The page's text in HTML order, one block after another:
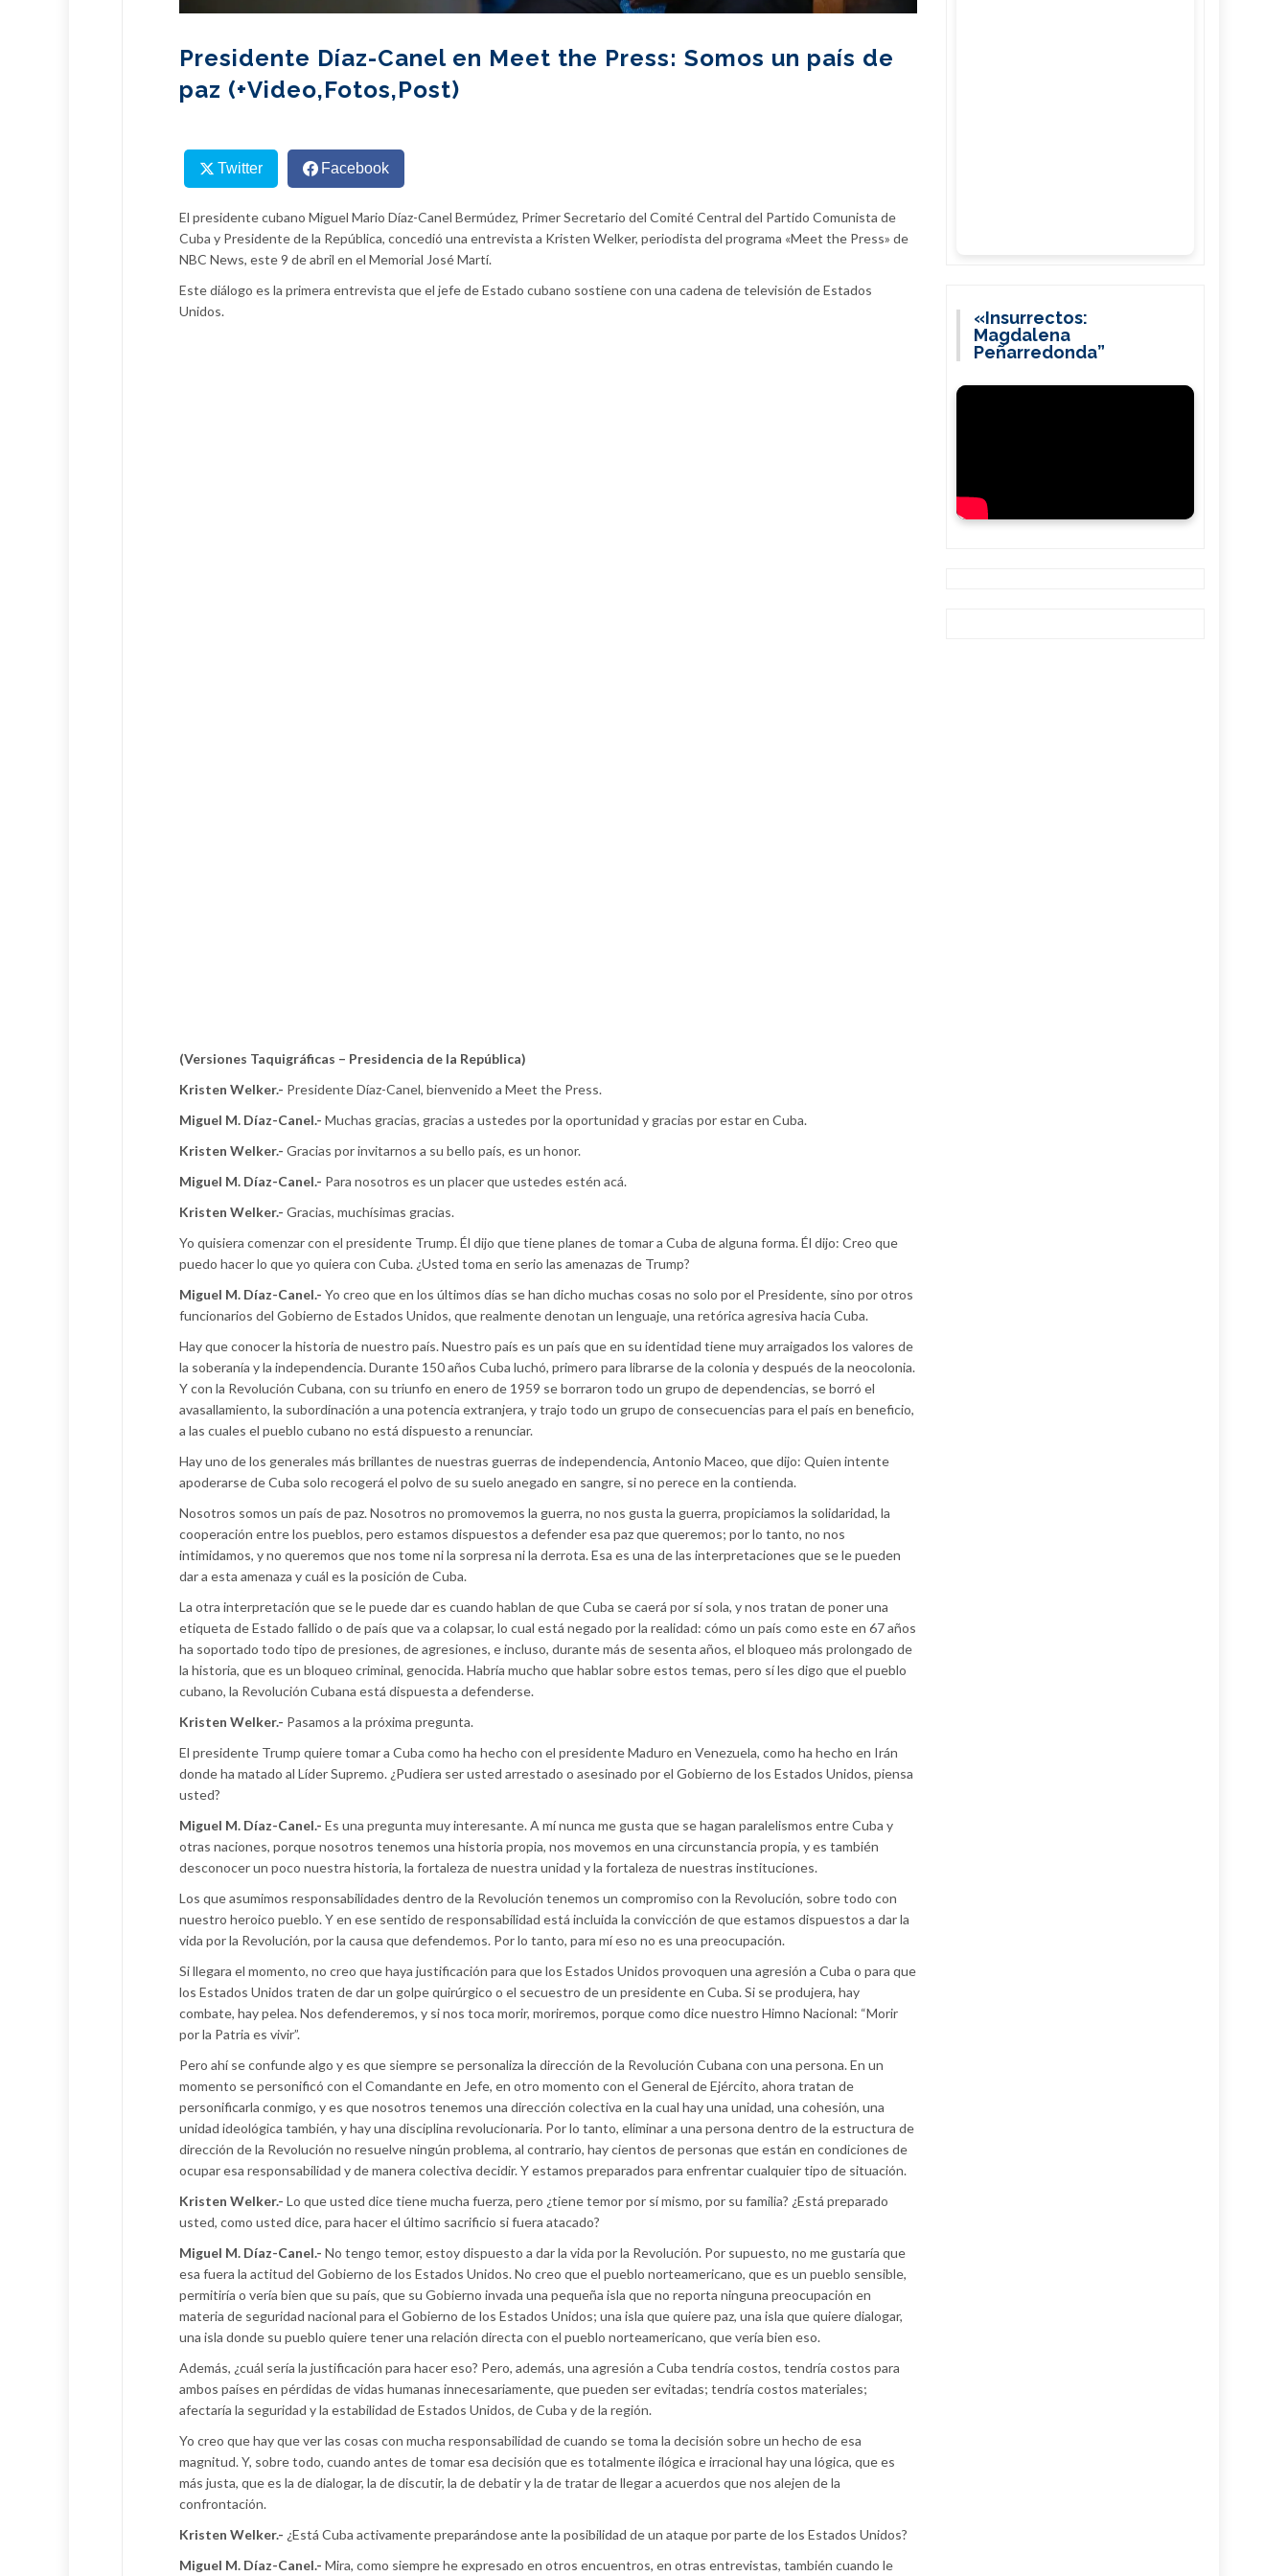
Presidente Díaz-Canel en Meet the Press: Somos un país de
paz (+Video,Fotos,Post)
Twitter Facebook
El presidente cubano Miguel Mario Díaz-Canel Bermúdez, Primer Secretario del Comité Central del Partido Comunista de
Cuba y Presidente de la República, concedió una entrevista a Kristen Welker, periodista del programa «Meet the Press» de
NBC News, este 9 de abril en el Memorial José Martí.
Este diálogo es la primera entrevista que el jefe de Estado cubano sostiene con una cadena de televisión de Estados
Unidos.
(Versiones Taquigráficas – Presidencia de la República)
Kristen Welker.- Presidente Díaz-Canel, bienvenido a Meet the Press.
Miguel M. Díaz-Canel.- Muchas gracias, gracias a ustedes por la oportunidad y gracias por estar en Cuba.
Kristen Welker.- Gracias por invitarnos a su bello país, es un honor.
Miguel M. Díaz-Canel.- Para nosotros es un placer que ustedes estén acá.
Kristen Welker.- Gracias, muchísimas gracias.
Yo quisiera comenzar con el presidente Trump. Él dijo que tiene planes de tomar a Cuba de alguna forma. Él dijo: Creo que
puedo hacer lo que yo quiera con Cuba. ¿Usted toma en serio las amenazas de Trump?
Miguel M. Díaz-Canel.- Yo creo que en los últimos días se han dicho muchas cosas no solo por el Presidente, sino por otros
funcionarios del Gobierno de Estados Unidos, que realmente denotan un lenguaje, una retórica agresiva hacia Cuba.
Hay que conocer la historia de nuestro país. Nuestro país es un país que en su identidad tiene muy arraigados los valores de
la soberanía y la independencia. Durante 150 años Cuba luchó, primero para librarse de la colonia y después de la neocolonia.
Y con la Revolución Cubana, con su triunfo en enero de 1959 se borraron todo un grupo de dependencias, se borró el
avasallamiento, la subordinación a una potencia extranjera, y trajo todo un grupo de consecuencias para el país en beneficio,
a las cuales el pueblo cubano no está dispuesto a renunciar.
Hay uno de los generales más brillantes de nuestras guerras de independencia, Antonio Maceo, que dijo: Quien intente
apoderarse de Cuba solo recogerá el polvo de su suelo anegado en sangre, si no perece en la contienda.
Nosotros somos un país de paz. Nosotros no promovemos la guerra, no nos gusta la guerra, propiciamos la solidaridad, la
cooperación entre los pueblos, pero estamos dispuestos a defender esa paz que queremos; por lo tanto, no nos
intimidamos, y no queremos que nos tome ni la sorpresa ni la derrota. Esa es una de las interpretaciones que se le pueden
dar a esta amenaza y cuál es la posición de Cuba.
La otra interpretación que se le puede dar es cuando hablan de que Cuba se caerá por sí sola, y nos tratan de poner una
etiqueta de Estado fallido o de país que va a colapsar, lo cual está negado por la realidad: cómo un país como este en 67 años
ha soportado todo tipo de presiones, de agresiones, e incluso, durante más de sesenta años, el bloqueo más prolongado de
la historia, que es un bloqueo criminal, genocida. Habría mucho que hablar sobre estos temas, pero sí les digo que el pueblo
cubano, la Revolución Cubana está dispuesta a defenderse.
Kristen Welker.- Pasamos a la próxima pregunta.
El presidente Trump quiere tomar a Cuba como ha hecho con el presidente Maduro en Venezuela, como ha hecho en Irán
donde ha matado al Líder Supremo. ¿Pudiera ser usted arrestado o asesinado por el Gobierno de los Estados Unidos, piensa
usted?
Miguel M. Díaz-Canel.- Es una pregunta muy interesante. A mí nunca me gusta que se hagan paralelismos entre Cuba y
otras naciones, porque nosotros tenemos una historia propia, nos movemos en una circunstancia propia, y es también
desconocer un poco nuestra historia, la fortaleza de nuestra unidad y la fortaleza de nuestras instituciones.
Los que asumimos responsabilidades dentro de la Revolución tenemos un compromiso con la Revolución, sobre todo con
nuestro heroico pueblo. Y en ese sentido de responsabilidad está incluida la convicción de que estamos dispuestos a dar la
vida por la Revolución, por la causa que defendemos. Por lo tanto, para mí eso no es una preocupación.
Si llegara el momento, no creo que haya justificación para que los Estados Unidos provoquen una agresión a Cuba o para que
los Estados Unidos traten de dar un golpe quirúrgico o el secuestro de un presidente en Cuba. Si se produjera, hay
combate, hay pelea. Nos defenderemos, y si nos toca morir, moriremos, porque como dice nuestro Himno Nacional: “Morir
por la Patria es vivir”.
Pero ahí se confunde algo y es que siempre se personaliza la dirección de la Revolución Cubana con una persona. En un
momento se personificó con el Comandante en Jefe, en otro momento con el General de Ejército, ahora tratan de
personificarla conmigo, y es que nosotros tenemos una dirección colectiva en la cual hay una unidad, una cohesión, una
unidad ideológica también, y hay una disciplina revolucionaria. Por lo tanto, eliminar a una persona dentro de la estructura de
dirección de la Revolución no resuelve ningún problema, al contrario, hay cientos de personas que están en condiciones de
ocupar esa responsabilidad y de manera colectiva decidir. Y estamos preparados para enfrentar cualquier tipo de situación.
Kristen Welker.- Lo que usted dice tiene mucha fuerza, pero ¿tiene temor por sí mismo, por su familia? ¿Está preparado
usted, como usted dice, para hacer el último sacrificio si fuera atacado?
Miguel M. Díaz-Canel.- No tengo temor, estoy dispuesto a dar la vida por la Revolución. Por supuesto, no me gustaría que
esa fuera la actitud del Gobierno de los Estados Unidos. No creo que el pueblo norteamericano, que es un pueblo sensible,
permitiría o vería bien que su país, que su Gobierno invada una pequeña isla que no reporta ninguna preocupación en
materia de seguridad nacional para el Gobierno de los Estados Unidos; una isla que quiere paz, una isla que quiere dialogar,
una isla donde su pueblo quiere tener una relación directa con el pueblo norteamericano, que vería bien eso.
Además, ¿cuál sería la justificación para hacer eso? Pero, además, una agresión a Cuba tendría costos, tendría costos para
ambos países en pérdidas de vidas humanas innecesariamente, que pueden ser evitadas; tendría costos materiales;
afectaría la seguridad y la estabilidad de Estados Unidos, de Cuba y de la región.
Yo creo que hay que ver las cosas con mucha responsabilidad de cuando se toma la decisión sobre un hecho de esa
magnitud. Y, sobre todo, cuando antes de tomar esa decisión que es totalmente ilógica e irracional hay una lógica, que es
más justa, que es la de dialogar, la de discutir, la de debatir y la de tratar de llegar a acuerdos que nos alejen de la
confrontación.
Kristen Welker.- ¿Está Cuba activamente preparándose ante la posibilidad de un ataque por parte de los Estados Unidos?
Miguel M. Díaz-Canel.- Mira, como siempre he expresado en otros encuentros, en otras entrevistas, también cuando le
«Insurrectos:
Magdalena
Peñarredonda”